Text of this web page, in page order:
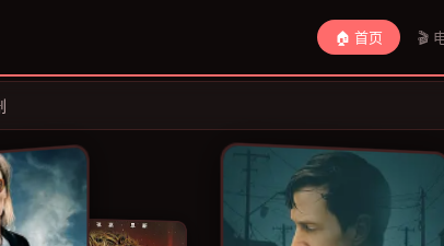
🏠 首页 🎬